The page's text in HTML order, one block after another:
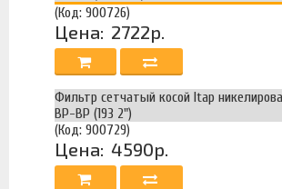
(Код: 900726)
Цена: 2722р.
Фильтр сетчатый косой Itap
ВР-ВР (193 2")
(Код: 900729)
Цена: 4590р.